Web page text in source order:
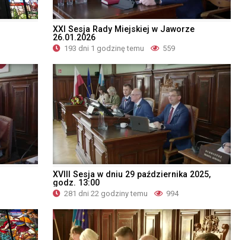
XXI Sesja Rady Miejskiej w Jaworze
26.01.2026
193 dni 1 godzinę temu 559
XVIII Sesja w dniu 29 października 2025,
godz. 13:00
281 dni 22 godziny temu 994